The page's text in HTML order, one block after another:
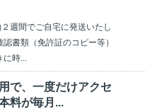
週間でご自宅に発送いたし
書類（免許証のコピー等）
に時...
で、一度だけアクセ
料が毎月...